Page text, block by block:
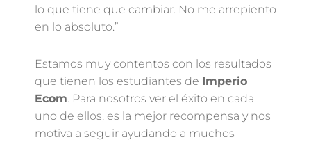
lo que tiene que cambiar. No me arrepiento
en lo absoluto.”
Estamos muy contentos con los resultados
que tienen los estudiantes de Imperio
Ecom. Para nosotros ver el éxito en cada
uno de ellos, es la mejor recompensa y nos
motiva a seguir ayudando a muchos